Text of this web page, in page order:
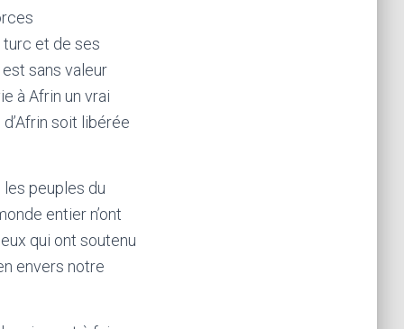
et de ses
sans valeur
à Afrin un vrai
soit libérée
les peuples du
entier n’ont
qui ont soutenu
envers notre